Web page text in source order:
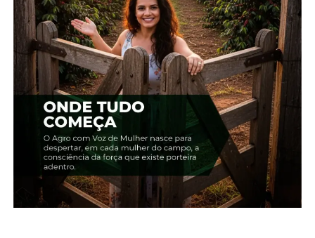
A produtividade média também deve ser
impactada de forma significativa. A projeção da
Conab é de 6.114 kg por hectare, contra 6.457 kg/ha
no ciclo anterior, o que representa uma queda de
343 kg/ha, ou 5,3%.
De acordo com a estatal, o comportamento do
clima seguirá sendo decisivo para o desempenho
final da cultura ao longo da safra, especialmente
para as lavouras da segunda safra, que concentram
a maior parte da produção nacional.
De forma geral, a Conab estima que a produção